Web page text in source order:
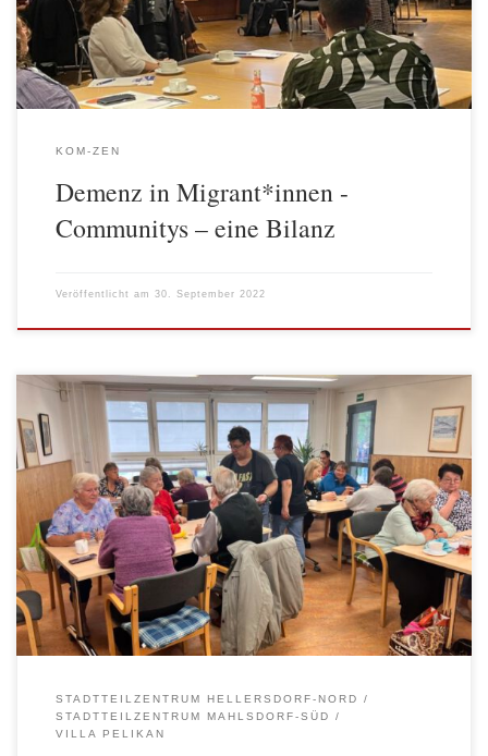
Berliner Communitys ausgebildet. Damit leistet das kom-zen einen
Beitrag zur Gesundheitsbildung […]
KOM-ZEN
Demenz in Migrant*innen -
Communitys – eine Bilanz
Veröffentlicht am 30. September 2022
Vom 3.-23. September 2022 fanden die Interkulturellen Tage in
Marzahn-Hellersdorf statt. Unter den vielen bezirkliche Trägern,
die mit Bürger*innen des Bezirkes die Feste, Workshops,
Informationsveranstaltungen und Begegnungen organisieren und
Filme und Unterhaltungsangebote präsentieren war wie immer
auch die AWO Spree-Wuhle mit ganz unterschiedlichen
Angeboten, um ein Zeichen für interkulturelle Verständigung […]
STADTTEILZENTRUM HELLERSDORF-NORD
STADTTEILZENTRUM MAHLSDORF-SÜD
VILLA PELIKAN